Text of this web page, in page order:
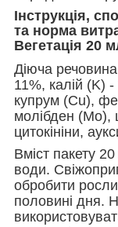
Інструкція,
та норма
Вегетація 20
Діюча
11%, калій (K)
купрум (Cu),
молібден (Mo),
цитокініни,
Вміст пакету
води.
обробити
половині дня.